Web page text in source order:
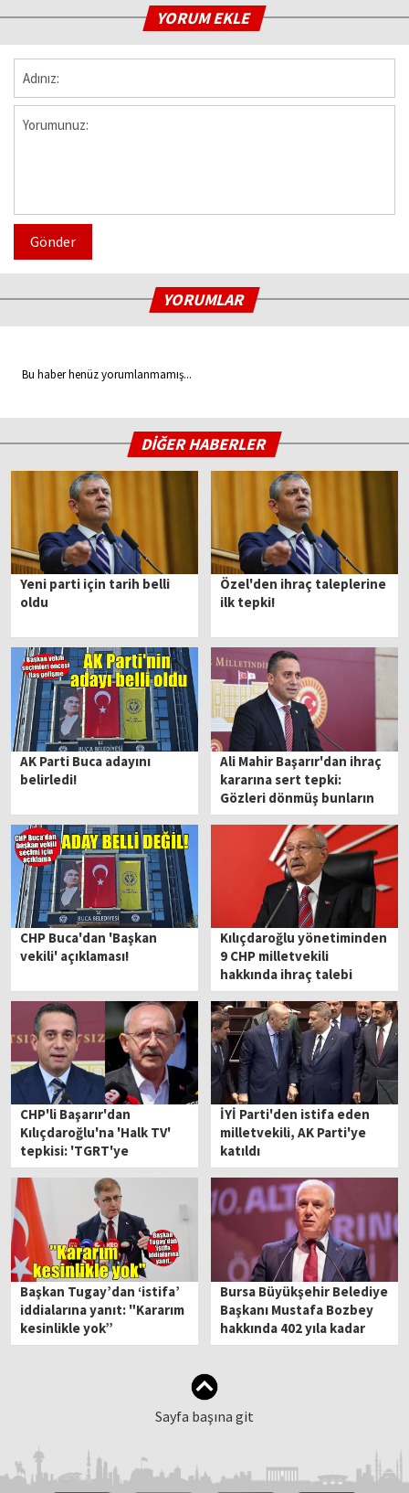
YORUM EKLE
Gönder
YORUMLAR
Bu haber henüz yorumlanmamış...
DİĞER HABERLER
Yeni parti için tarih belli
oldu
Özel'den ihraç taleplerine
ilk tepki!
AK Parti Buca adayını
belirledi!
Ali Mahir Başarır'dan ihraç
kararına sert tepki:
Gözleri dönmüş bunların
CHP Buca'dan 'Başkan
vekili' açıklaması!
Kılıçdaroğlu yönetiminden
9 CHP milletvekili
hakkında ihraç talebi
CHP'li Başarır'dan
Kılıçdaroğlu'na 'Halk TV'
tepkisi: 'TGRT'ye
teşekkür edip...'
İYİ Parti'den istifa eden
milletvekili, AK Parti'ye
katıldı
Başkan Tugay’dan ‘istifa’
iddialarına yanıt: "Kararım
kesinlikle yok”
Bursa Büyükşehir Belediye
Başkanı Mustafa Bozbey
hakkında 402 yıla kadar
hapis istemi
Sayfa başına git